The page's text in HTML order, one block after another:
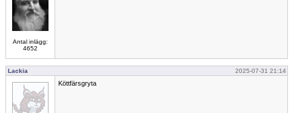
Antal inlägg:
4652
Lackia 2025-07-31 21:14
Köttfärsgryta